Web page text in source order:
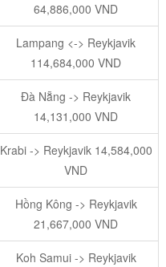
64,886,000 VND
Lampang <-> Reykjavik
114,684,000 VND
Đà Nẵng -> Reykjavik
14,131,000 VND
Krabi -> Reykjavik 14,584,000
VND
Hồng Kông -> Reykjavik
21,667,000 VND
Koh Samui -> Reykjavik